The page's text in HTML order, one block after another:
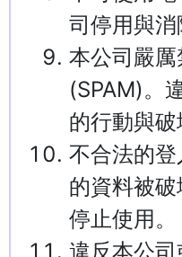
司停用與消
本公司嚴
(SPAM)。
的行動與
不合法的
的資料被
停止使用。
違反本公